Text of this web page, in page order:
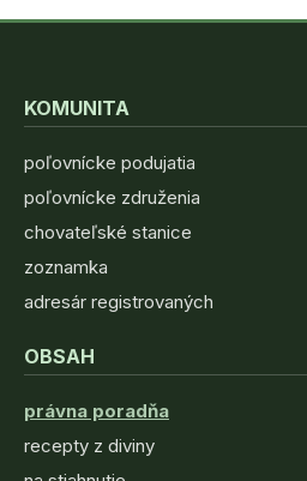
KOMUNITA
poľovnícke podujatia
poľovnícke združenia
chovateľské stanice
zoznamka
adresár registrovaných
OBSAH
právna poradňa
recepty z diviny